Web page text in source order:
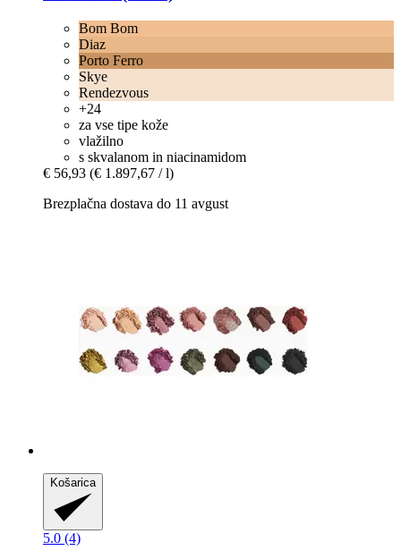
Bom Bom
Diaz
Porto Ferro
Skye
Rendezvous
+24
za vse tipe kože
vlažilno
s skvalanom in niacinamidom
€ 56,93 (€ 1.897,67 / l)
Brezplačna dostava do 11 avgust
Košarica
5.0 (4)